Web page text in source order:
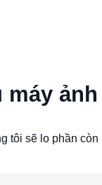
máy ảnh
tôi sẽ lo phần còn